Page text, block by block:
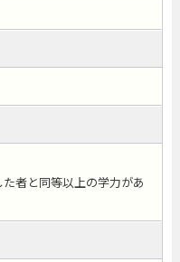
者と同等以上の学力があ